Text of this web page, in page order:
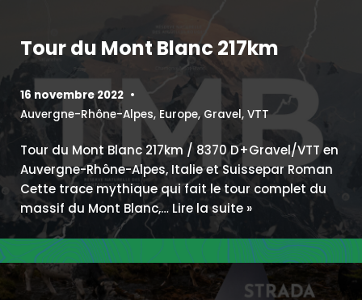
Tour du Mont Blanc 217km
16 novembre 2022
Auvergne-Rhône-Alpes, Europe,Gravel, VTT
Tour du Mont Blanc 217km / 8370 D+Gravel/VTT en
Auvergne-Rhône-Alpes, Italie et Suissepar Roman
Cette trace mythique qui fait le tour complet du
massif du Mont Blanc,… Lire la suite »